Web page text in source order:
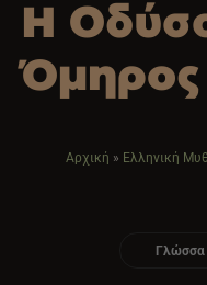
Η
Όμηρος
Αρχική » Ελληνική